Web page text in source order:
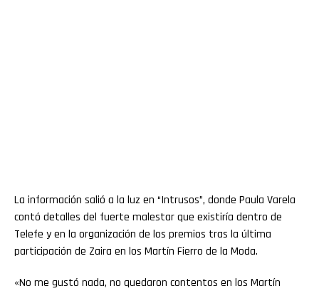
La información salió a la luz en “Intrusos”, donde Paula Varela
contó detalles del fuerte malestar que existiría dentro de
Telefe y en la organización de los premios tras la última
participación de Zaira en los Martín Fierro de la Moda.
«No me gustó nada, no quedaron contentos en los Martín